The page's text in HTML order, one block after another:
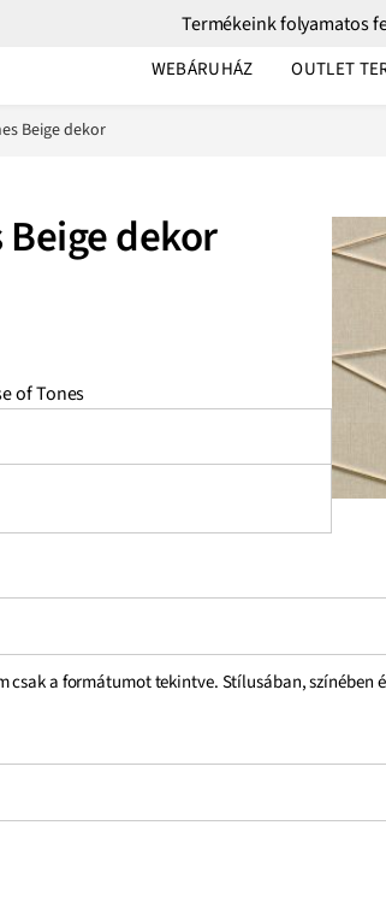
Termékeink folyamatos
WEBÁRUHÁZ OUTLET
Beige dekor
dekor
of Tones
csak a formátumot tekintve. Stílusában,